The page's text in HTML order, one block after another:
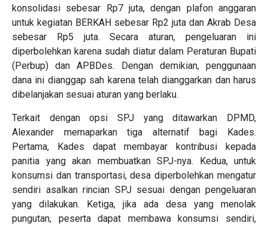
konsolidasi sebesar Rp7 juta, dengan plafon anggaran
untuk kegiatan BERKAH sebesar Rp2 juta dan Akrab Desa
sebesar Rp5 juta. Secara aturan, pengeluaran ini
diperbolehkan karena sudah diatur dalam Peraturan Bupati
(Perbup) dan APBDes. Dengan demikian, penggunaan
dana ini dianggap sah karena telah dianggarkan dan harus
dibelanjakan sesuai aturan yang berlaku.
Terkait dengan opsi SPJ yang ditawarkan DPMD,
Alexander memaparkan tiga alternatif bagi Kades.
Pertama, Kades dapat membayar kontribusi kepada
panitia yang akan membuatkan SPJ-nya. Kedua, untuk
konsumsi dan transportasi, desa diperbolehkan mengatur
sendiri asalkan rincian SPJ sesuai dengan pengeluaran
yang dilakukan. Ketiga, jika ada desa yang menolak
pungutan, peserta dapat membawa konsumsi sendiri,